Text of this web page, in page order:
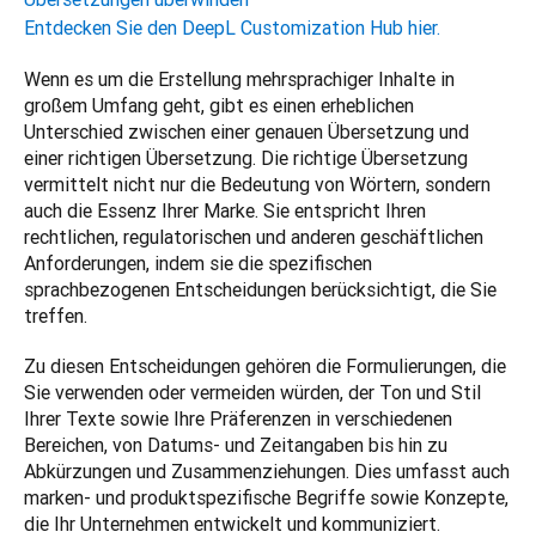
Entdecken Sie den DeepL Customization Hub hier.
Wenn es um die Erstellung mehrsprachiger Inhalte in
großem Umfang geht, gibt es einen erheblichen
Unterschied zwischen einer genauen Übersetzung und
einer richtigen Übersetzung. Die richtige Übersetzung
vermittelt nicht nur die Bedeutung von Wörtern, sondern
auch die Essenz Ihrer Marke. Sie entspricht Ihren
rechtlichen, regulatorischen und anderen geschäftlichen
Anforderungen, indem sie die spezifischen
sprachbezogenen Entscheidungen berücksichtigt, die Sie
treffen.
Zu diesen Entscheidungen gehören die Formulierungen, die
Sie verwenden oder vermeiden würden, der Ton und Stil
Ihrer Texte sowie Ihre Präferenzen in verschiedenen
Bereichen, von Datums- und Zeitangaben bis hin zu
Abkürzungen und Zusammenziehungen. Dies umfasst auch
marken- und produktspezifische Begriffe sowie Konzepte,
die Ihr Unternehmen entwickelt und kommuniziert.